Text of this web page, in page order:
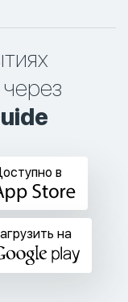
в
на